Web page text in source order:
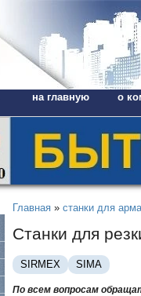
на главную о
Главная » станки для
Станки для
SIRMEX SIMA
По всем вопросам